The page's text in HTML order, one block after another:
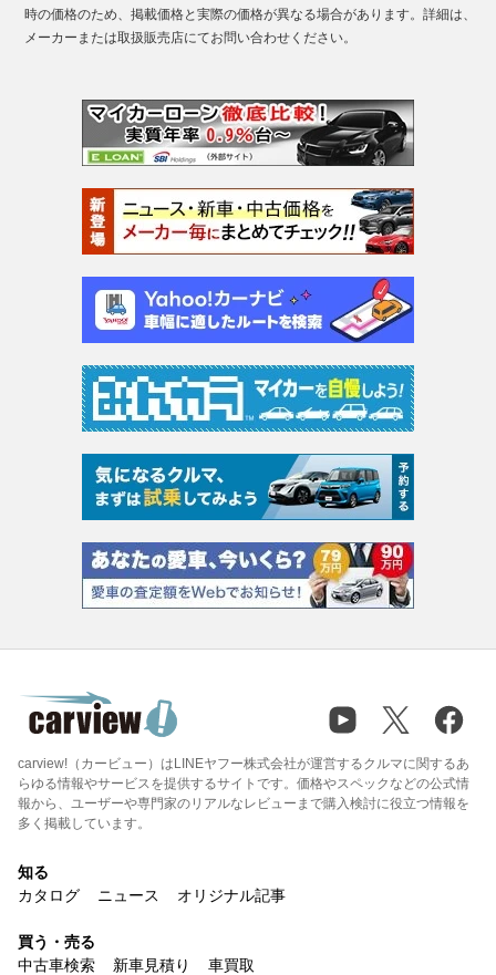
時の価格のため、掲載価格と実際の価格が異なる場合があります。詳細は、
メーカーまたは取扱販売店にてお問い合わせください。
carview!（カービュー）はLINEヤフー株式会社が運営するクルマに関するあ
らゆる情報やサービスを提供するサイトです。価格やスペックなどの公式情
報から、ユーザーや専門家のリアルなレビューまで購入検討に役立つ情報を
多く掲載しています。
知る
カタログ
ニュース オリジナル記事
買う・売る
中古車検索
新車見積り 車買取